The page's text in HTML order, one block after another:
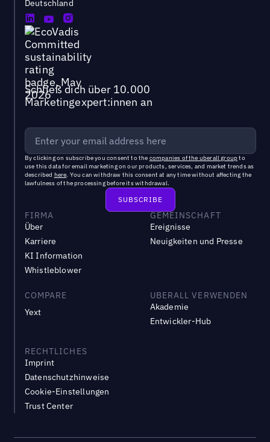
Deutschland
Schließ dich über 10.000
Marketingexpert:innen an
By clicking on subscribe you consent to the companies of the uberall groupto
use this data for email marketing on our products, services, and market trends as
described here. You can withdraw this consent at any time without affecting the
lawfulness of the processing before its withdrawal.
FIRMA
Über
Karriere
KI Information
Whistleblower
GEMEINSCHAFT
Ereignisse
Neuigkeiten und Presse
COMPARE
Yext
UBERALL VERWENDEN
Akademie
Entwickler-Hub
RECHTLICHES
Imprint
Datenschutzhinweise
Cookie-Einstellungen
Trust Center